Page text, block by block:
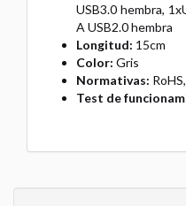
USB3.0 hembra,
A USB2.0 hembra
Longitud: 15cm
Color: Gris
Normativas:
Test de